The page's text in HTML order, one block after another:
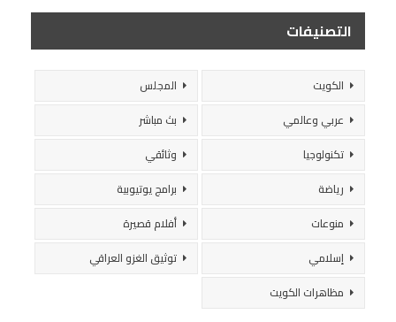
التصنيفات
الكويت
المجلس
عربي وعالمي
بث مباشر
تكنولوجيا
وثائقي
رياضة
برامج يوتيوبية
منوعات
أفلام قصيرة
إسلامي
توثيق الغزو العراقي
مظاهرات الكويت